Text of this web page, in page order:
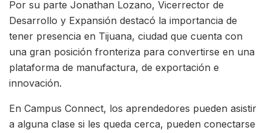
Por su parte Jonathan Lozano, Vicerrector de
Desarrollo y Expansión destacó la importancia de
tener presencia en Tijuana, ciudad que cuenta con
una gran posición fronteriza para convertirse en una
plataforma de manufactura, de exportación e
innovación.
En Campus Connect, los aprendedores pueden asistir
a alguna clase si les queda cerca, pueden conectarse